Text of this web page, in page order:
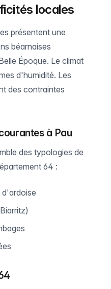
locales
présentent une
béarnaises
Époque. Le climat
d'humidité. Les
des contraintes
à Pau
des typologies de
64 :
d'ardoise